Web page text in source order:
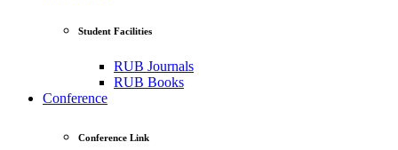
Student Facilities
RUB Journals
RUB Books
Conference
Conference Link